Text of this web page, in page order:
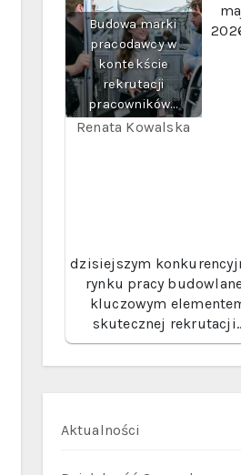
Budowa marki
pracodawcy w
kontekście
rekrutacji
pracowników…
Renata Kowalska
dzisiejszym
rynku pracy
kluczowym
skutecznej
Aktualności